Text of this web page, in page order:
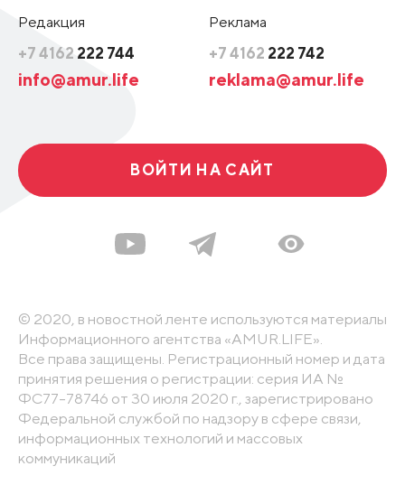
Редакция
+7 4162 222 744
info@amur.life
Реклама
+7 4162 222 742
reklama@amur.life
ВОЙТИ НА САЙТ
© 2020, в новостной ленте используются материалы
Информационного агентства «AMUR.LIFE».
Все права защищены. Регистрационный номер и дата
принятия решения о регистрации: серия ИА №
ФС77-78746 от 30 июля 2020 г., зарегистрировано
Федеральной службой по надзору в сфере связи,
информационных технологий и массовых
коммуникаций